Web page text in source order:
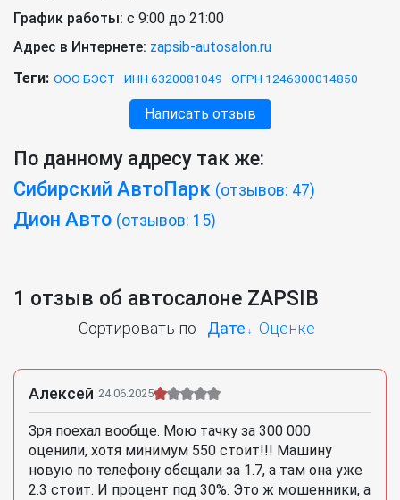
График работы: с 9:00 до 21:00
Адрес в Интернете: zapsib-autosalon.ru
Теги: ООО БЭСТ ИНН 6320081049 ОГРН 1246300014850
Написать отзыв
По данному адресу так же:
Сибирский АвтоПарк (отзывов: 47)
Дион Авто (отзывов: 15)
1 отзыв об автосалоне ZAPSIB
Сортировать по Дате Оценке
Алексей 24.06.2025
Зря поехал вообще. Мою тачку за 300 000
оценили, хотя минимум 550 стоит!!! Машину
новую по телефону обещали за 1.7, а там она уже
2.3 стоит. И процент под 30%. Это ж мошенники, а